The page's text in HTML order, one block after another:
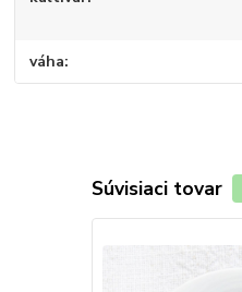
váha
Súvisiaci tovar